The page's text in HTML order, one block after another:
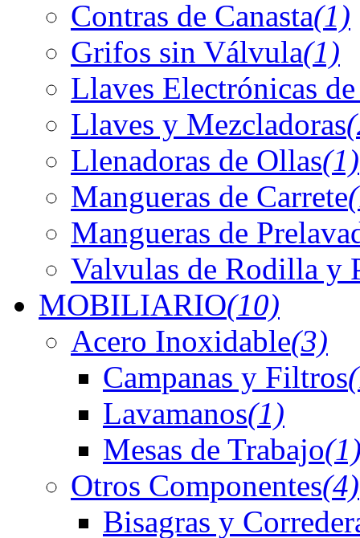
Contras de Canasta(1)
Grifos sin Válvula(1)
Llaves Electrónicas
Llaves y Mezcladoras
Llenadoras de Ollas(1)
Mangueras de Carrete
Mangueras de
Valvulas de Rodilla y
MOBILIARIO(10)
Acero Inoxidable(3)
Campanas y Filtros
Lavamanos(1)
Mesas de Trabajo
Otros Componentes(4)
Bisagras y